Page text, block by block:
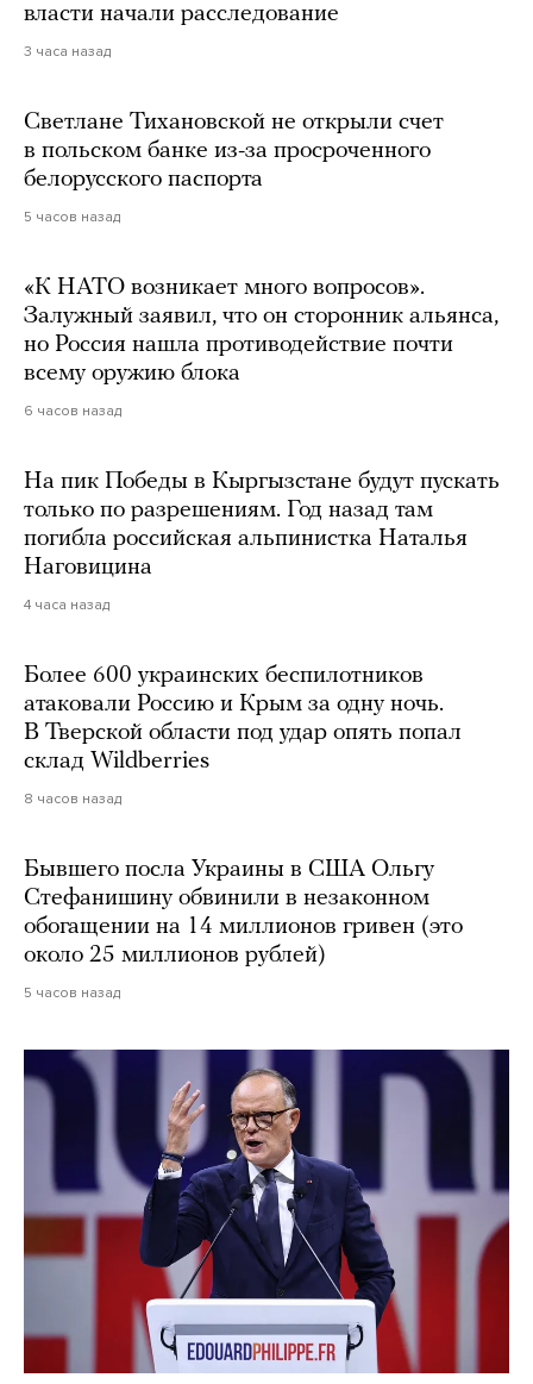
власти начали расследование
3 часа назад
Светлане Тихановской не открыли счет
в польском банке из-за просроченного
белорусского паспорта
5 часов назад
«К НАТО возникает много вопросов».
Залужный заявил, что он сторонник альянса,
но Россия нашла противодействие почти
всему оружию блока
6 часов назад
На пик Победы в Кыргызстане будут пускать
только по разрешениям. Год назад там
погибла российская альпинистка Наталья
Наговицина
4 часа назад
Более 600 украинских беспилотников
атаковали Россию и Крым за одну ночь.
В Тверской области под удар опять попал
склад Wildberries
8 часов назад
Бывшего посла Украины в США Ольгу
Стефанишину обвинили в незаконном
обогащении на 14 миллионов гривен (это
около 25 миллионов рублей)
5 часов назад